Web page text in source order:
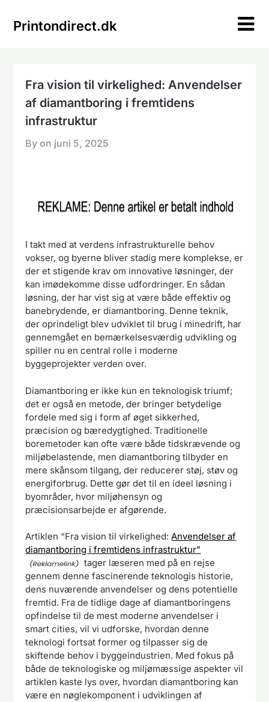
Printondirect.dk
Fra vision til virkelighed: Anvendelser
af diamantboring i fremtidens
infrastruktur
By on juni 5, 2025
I takt med at verdens infrastrukturelle behov
vokser, og byerne bliver stadig mere komplekse, er
der et stigende krav om innovative løsninger, der
kan imødekomme disse udfordringer. En sådan
løsning, der har vist sig at være både effektiv og
banebrydende, er diamantboring. Denne teknik,
der oprindeligt blev udviklet til brug i minedrift, har
gennemgået en bemærkelsesværdig udvikling og
spiller nu en central rolle i moderne
byggeprojekter verden over.
Diamantboring er ikke kun en teknologisk triumf;
det er også en metode, der bringer betydelige
fordele med sig i form af øget sikkerhed,
præcision og bæredygtighed. Traditionelle
boremetoder kan ofte være både tidskrævende og
miljøbelastende, men diamantboring tilbyder en
mere skånsom tilgang, der reducerer støj, støv og
energiforbrug. Dette gør det til en ideel løsning i
byområder, hvor miljøhensyn og
præcisionsarbejde er afgørende.
Artiklen “Fra vision til virkelighed:Anvendelser af
diamantboring i fremtidens infrastruktur”
tager læseren med på en rejse
gennem denne fascinerende teknologis historie,
dens nuværende anvendelser og dens potentielle
fremtid. Fra de tidlige dage af diamantboringens
opfindelse til de mest moderne anvendelser i
smart cities, vil vi udforske, hvordan denne
teknologi fortsat former og tilpasser sig de
skiftende behov i byggeindustrien. Med fokus på
både de teknologiske og miljømæssige aspekter vil
artiklen kaste lys over, hvordan diamantboring kan
være en nøglekomponent i udviklingen af